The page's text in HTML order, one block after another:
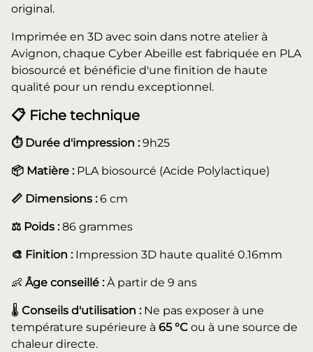
original.
Imprimée en 3D avec soin dans notre atelier à
Avignon, chaque Cyber Abeille est fabriquée en PLA
biosourcé et bénéficie d'une finition de haute
qualité pour un rendu exceptionnel.
📋 Fiche technique
⏱️ Durée d'impression :9h25
📦 Matière : PLA biosourcé (Acide Polylactique)
📏 Dimensions :6 cm
⚖️ Poids :86 grammes
🎨 Finition : Impression 3D haute qualité 0.16mm
👶 Âge conseillé :À partir de 9 ans
🌡️ Conseils d'utilisation :Ne pas exposer à une
température supérieure à 65 °C ou à une source de
chaleur directe.